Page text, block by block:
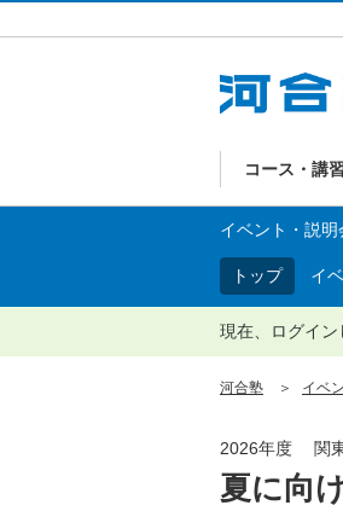
コース・講
イベント・説明
トップ イ
現在、ログイン
河合塾 イベ
夏に向
2026年度 関東